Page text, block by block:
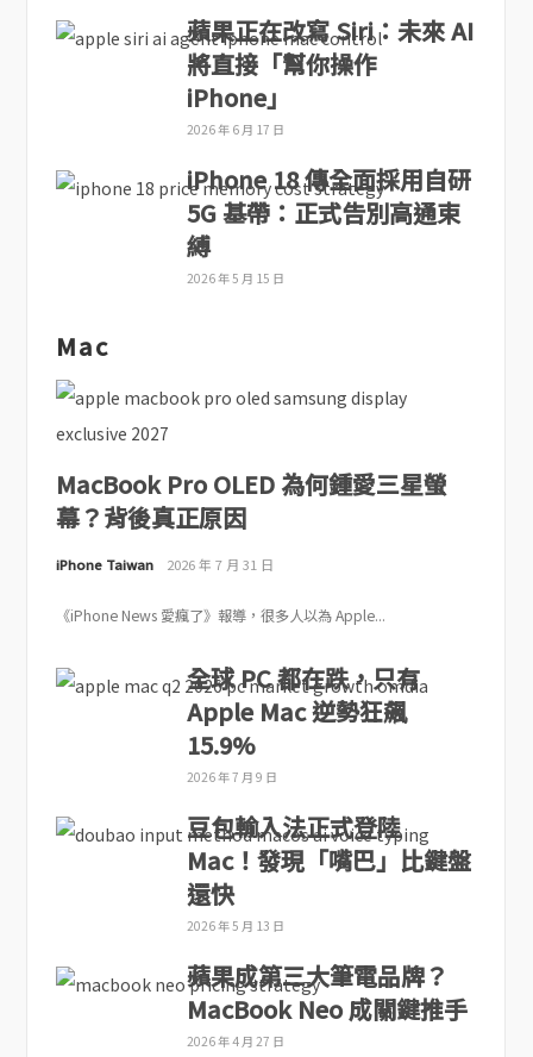
蘋果正在改寫 Siri：未來 AI
將直接「幫你操作
iPhone」
2026 年 6 月 17 日
iPhone 18 傳全面採用自研
5G 基帶：正式告別高通束
縛
2026 年 5 月 15 日
Mac
MacBook Pro OLED 為何鍾愛三星螢
幕？背後真正原因
iPhone Taiwan 2026 年 7 月 31 日
《iPhone News 愛瘋了》報導，很多人以為 Apple...
全球 PC 都在跌，只有
Apple Mac 逆勢狂飆
15.9%
2026 年 7 月 9 日
豆包輸入法正式登陸
Mac！發現「嘴巴」比鍵盤
還快
2026 年 5 月 13 日
蘋果成第三大筆電品牌？
MacBook Neo 成關鍵推手
2026 年 4 月 27 日